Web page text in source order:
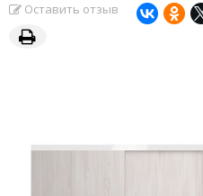
Оставить отзыв